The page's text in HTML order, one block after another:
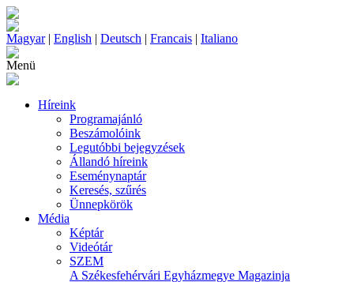
Magyar| English | Deutsch | Francais | Italiano
Menü
Híreink
Programajánló
Beszámolóink
Legutóbbi bejegyzések
Állandó híreink
Eseménynaptár
Keresés, szűrés
Ünnepkörök
Média
Képtár
Videótár
SZEM
A Székesfehérvári Egyházmegye Magazinja